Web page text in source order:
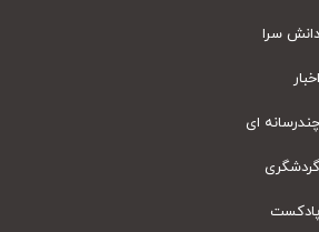
سرا
ای